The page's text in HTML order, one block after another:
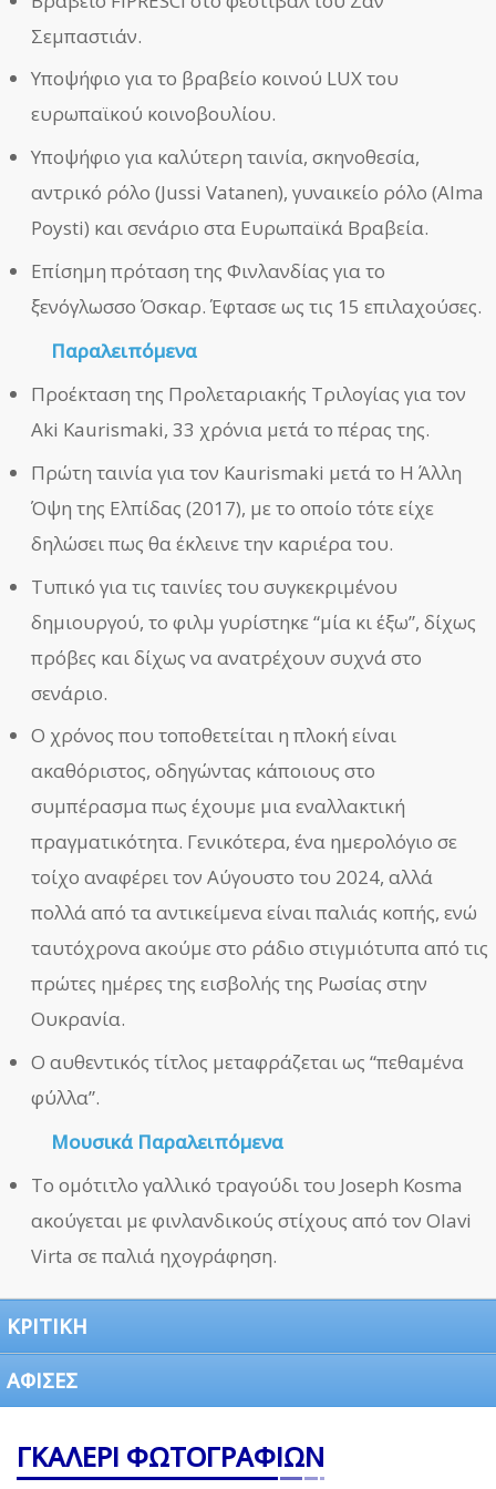
Σεμπαστιάν.
Υποψήφιο για το βραβείο κοινού LUX του
ευρωπαϊκού κοινοβουλίου.
Υποψήφιο για καλύτερη ταινία, σκηνοθεσία,
αντρικό ρόλο (Jussi Vatanen), γυναικείο ρόλο (Alma
Poysti) και σενάριο στα Ευρωπαϊκά Βραβεία.
Επίσημη πρόταση της Φινλανδίας για το
ξενόγλωσσο Όσκαρ. Έφτασε ως τις 15 επιλαχούσες.
Παραλειπόμενα
Προέκταση της Προλεταριακής Τριλογίας για τον
Aki Kaurismaki, 33 χρόνια μετά το πέρας της.
Πρώτη ταινία για τον Kaurismaki μετά το Η Άλλη
Όψη της Ελπίδας (2017), με το οποίο τότε είχε
δηλώσει πως θα έκλεινε την καριέρα του.
Τυπικό για τις ταινίες του συγκεκριμένου
δημιουργού, το φιλμ γυρίστηκε “μία κι έξω”, δίχως
πρόβες και δίχως να ανατρέχουν συχνά στο
σενάριο.
Ο χρόνος που τοποθετείται η πλοκή είναι
ακαθόριστος, οδηγώντας κάποιους στο
συμπέρασμα πως έχουμε μια εναλλακτική
πραγματικότητα. Γενικότερα, ένα ημερολόγιο σε
τοίχο αναφέρει τον Αύγουστο του 2024, αλλά
πολλά από τα αντικείμενα είναι παλιάς κοπής, ενώ
ταυτόχρονα ακούμε στο ράδιο στιγμιότυπα από τις
πρώτες ημέρες της εισβολής της Ρωσίας στην
Ουκρανία.
Ο αυθεντικός τίτλος μεταφράζεται ως “πεθαμένα
φύλλα”.
Μουσικά Παραλειπόμενα
Το ομότιτλο γαλλικό τραγούδι του Joseph Kosma
ακούγεται με φινλανδικούς στίχους από τον Olavi
Virta σε παλιά ηχογράφηση.
ΚΡΙΤΙΚΗ
ΑΦΙΣΕΣ
ΓΚΑΛΕΡΙ ΦΩΤΟΓΡΑΦΙΩΝ